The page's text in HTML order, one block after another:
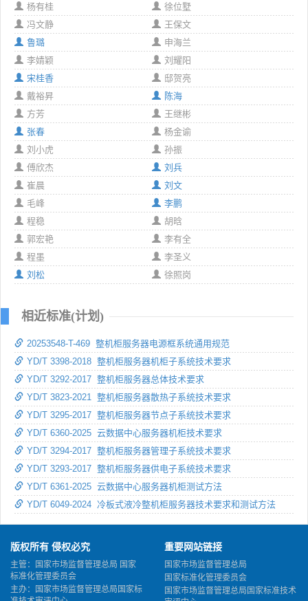
杨有桂
徐位墅
冯文静
王保文
鲁璐
申海兰
李婧颖
刘耀阳
宋桂香
邸贺亮
戴裕昇
陈海
方芳
王继彬
张春
杨金谕
刘小虎
孙振
傅欣杰
刘兵
崔晨
刘文
毛峰
李鹏
程稳
胡晗
郭宏艳
李有全
程墨
李圣义
刘松
徐照岗
相近标准(计划)
20253548-T-469 整机柜服务器电源框系统通用规范
YD/T 3398-2018 整机柜服务器机柜子系统技术要求
YD/T 3292-2017 整机柜服务器总体技术要求
YD/T 3823-2021 整机柜服务器散热子系统技术要求
YD/T 3295-2017 整机柜服务器节点子系统技术要求
YD/T 6360-2025 云数据中心服务器机柜技术要求
YD/T 3294-2017 整机柜服务器管理子系统技术要求
YD/T 3293-2017 整机柜服务器供电子系统技术要求
YD/T 6361-2025 云数据中心服务器机柜测试方法
YD/T 6049-2024 冷板式液冷整机柜服务器技术要求和测试方法
版权所有 侵权必究
主管：国家市场监督管理总局 国家
标准化管理委员会
主办：国家市场监督管理总局国家标
重要网站链接
国家市场监督管理总局
国家标准化管理委员会
国家市场监督管理总局国家标准技术